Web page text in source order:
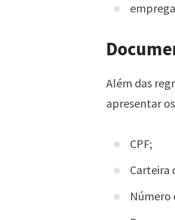
Além das
apresentar
CPF;
Carteira
Número